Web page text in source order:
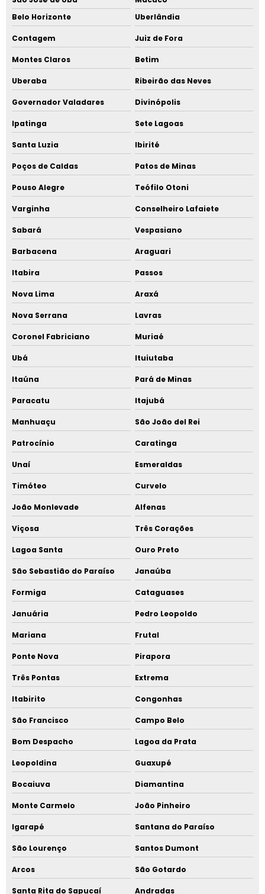
Belo Horizonte
Uberlândia
Contagem Juiz de Fora
Montes Claros Betim
Uberaba Ribeirão das Neves
Governador Valadares Divinópolis
Ipatinga Sete Lagoas
Santa Luzia Ibirité
Poços de Caldas Patos de Minas
Pouso Alegre Teófilo Otoni
Varginha Conselheiro Lafaiete
Sabará Vespasiano
Barbacena Araguari
Itabira Passos
Nova Lima Araxá
Nova Serrana Lavras
Coronel Fabriciano Muriaé
Ubá Ituiutaba
Itaúna Pará de Minas
Paracatu Itajubá
Manhuaçu São João del Rei
Patrocínio Caratinga
Unaí Esmeraldas
Timóteo Curvelo
João Monlevade Alfenas
Viçosa Três Corações
Lagoa Santa Ouro Preto
São Sebastião do Paraíso Janaúba
Formiga Cataguases
Januária Pedro Leopoldo
Mariana Frutal
Ponte Nova Pirapora
Três Pontas Extrema
Itabirito Congonhas
São Francisco Campo Belo
Bom Despacho Lagoa da Prata
Leopoldina Guaxupé
Bocaiuva Diamantina
Monte Carmelo João Pinheiro
Igarapé Santana do Paraíso
São Lourenço Santos Dumont
Arcos São Gotardo
Santa Rita do Sapucaí Andradas